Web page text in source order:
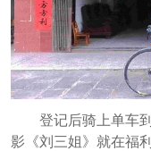
登记后骑上单车
影《刘三姐》就在福